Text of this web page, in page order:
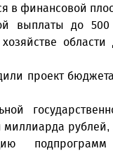
в финансовой
выплаты до
проект